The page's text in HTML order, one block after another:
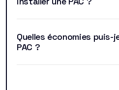
Quelles économies puis-
PAC ?